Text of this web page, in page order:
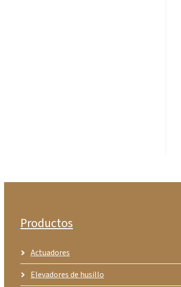
Productos
Actuadores
Elevadores de husillo